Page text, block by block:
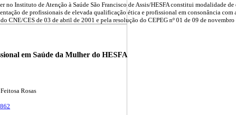
Instituto de Atenção à Saúde São Francisco de Assis/HESFA constitui modalidade de
de profissionais de elevada qualificação ética e profissional em consonância com
CNE/CES de 03 de abril de 2001 e pela resolução do CEPEG nº 01 de 09 de novembro
em Saúde da Mulher do HESFA
Rosas